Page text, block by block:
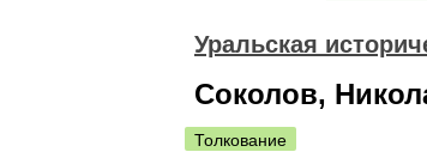
Уральская
Соколов,
Толкование